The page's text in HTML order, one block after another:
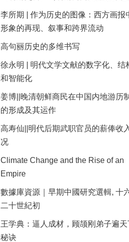
李所期 | 作为历史的图像：西方画报
形象的再现、叙事和跨界流动
高句丽历史的多维书写
徐永明 | 明代文学文献的数字化、结
和智能化
姜博||晚清朝鲜商民在中国内地游历
的形成及其运作
高寿仙||明代后期武职官员的薪俸收
况
Climate Change and the Rise of an
Empire
數據庫資源｜早期中國研究選輯, 十
二十世紀初
王学典：逼人成材，顾颉刚弟子遍天
秘诀